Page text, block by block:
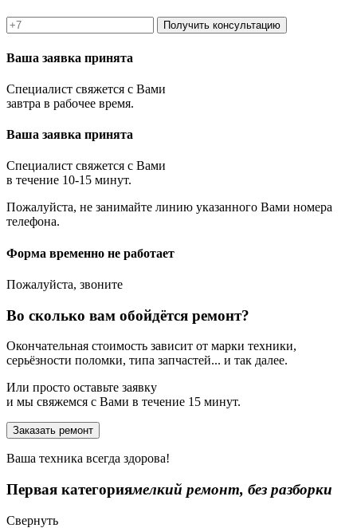
Получить консультацию
Ваша заявка принята
Специалист свяжется с Вами
завтра в рабочее время.
Ваша заявка принята
Специалист свяжется с Вами
в течение 10-15 минут.
Пожалуйста, не занимайте линию указанного Вами номера
телефона.
Форма временно не работает
Пожалуйста, звоните
Во сколько вам обойдётся ремонт?
Окончательная стоимость зависит от марки техники,
серьёзности поломки, типа запчастей... и так далее.
Или просто оставьте заявку
и мы свяжемся с Вами в течение 15 минут.
Заказать ремонт
Ваша техника всегда здорова!
Первая категориямелкий ремонт, без разборки
Свернуть